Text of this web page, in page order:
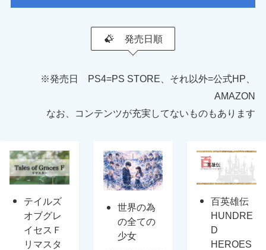
発売日順
※発売日 PS4=PS STORE、それ以外=公式HP、
AMAZON
なお、コンテンツが充実してないものもあります
テイルズ
オブグレ
イセスＦ
リマスタ
世界の為
の全ての
少女
百英雄伝
HUNDRE
D
HEROES